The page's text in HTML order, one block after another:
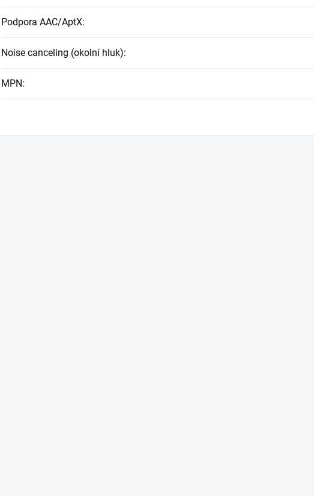
Podpora AAC/AptX:
Noise canceling (okolní hluk):
MPN: